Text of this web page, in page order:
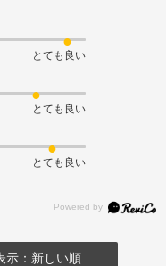
とても良い
とても良い
とても良い
示：新しい順